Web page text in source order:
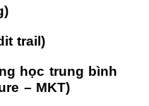
trail)
học trung bình
– MKT)